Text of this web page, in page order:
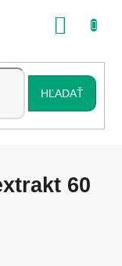
HĽADAŤ
60